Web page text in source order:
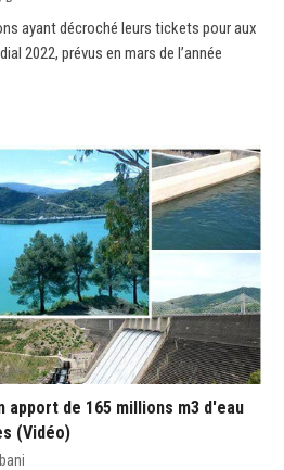
ayant décroché leurs tickets pour aux
2022, prévus en mars de l’année
apport de 165 millions m3 d'eau
(Vidéo)